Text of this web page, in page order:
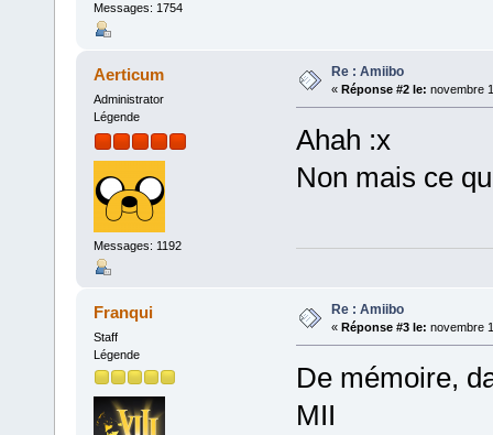
Messages: 1754
Aerticum
Administrator
Légende
Messages: 1192
Re : Amiibo
« Réponse #2 le: novembre
Ahah :x
Non mais ce
Franqui
Staff
Légende
Re : Amiibo
« Réponse #3 le: novembre
De mémoire,
MII